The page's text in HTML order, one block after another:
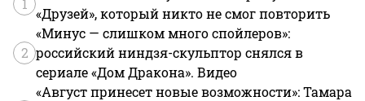
«Друзей», который никто не смог повторить
2
«Минус — слишком много спойлеров»:
российский ниндзя-скульптор снялся в
сериале «Дом Дракона». Видео
«Август принесет новые возможности»: Тамара